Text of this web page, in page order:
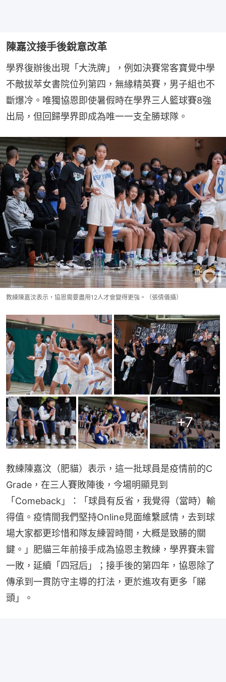
陳嘉汶接手後銳意改革
學界復辦後出現「大洗牌」，例如決賽常客寶覺中學
不敵拔萃女書院位列第四，無緣精英賽，男子組也不
斷爆冷。唯獨協恩即使暑假時在學界三人籃球賽8強
出局，但回歸學界即成為唯一一支全勝球隊。
教練陳嘉汶表示，協恩需要盡用12人才會變得更強。（張倩儀攝）
+7
教練陳嘉汶（肥貓）表示，這一批球員是疫情前的C
Grade，在三人賽敗陣後，今場明顯見到
「Comeback」：「球員有反省，我覺得（當時）輸
得值。疫情間我們堅持Online見面維繫感情，去到球
場大家都更珍惜和隊友練習時間，大概是致勝的關
鍵。」肥貓三年前接手成為協恩主教練，學界賽未嘗
一敗，延續「四冠后」；接手後的第四年，協恩除了
傳承到一貫防守主導的打法，更於進攻有更多「睇
頭」。